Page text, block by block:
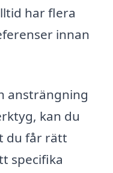
har flera
innan
ansträngning
kan du
du får rätt
specifika